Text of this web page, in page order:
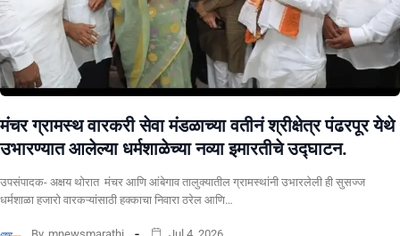
मंचर ग्रामस्थ वारकरी सेवा मंडळाच्या वतीनं श्रीक्षेत्र पंढरपूर येथे
उभारण्यात आलेल्या धर्मशाळेच्या नव्या इमारतीचे उद्घाटन.
उपसंपादक- अक्षय थोरात मंचर आणि आंबेगाव तालुक्यातील ग्रामस्थांनी उभारलेली ही सुसज्ज
धर्मशाळा हजारो वारकऱ्यांसाठी हक्काचा निवारा ठरेल आणि…